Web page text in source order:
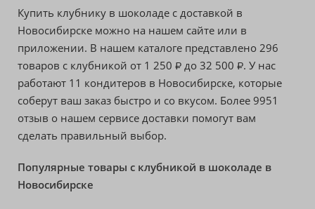
Купить клубнику в шоколаде с доставкой в
Новосибирске можно на нашем сайте или в
приложении. В нашем каталоге представлено 296
товаров с клубникой от 1 250 ₽ до 32 500 ₽. У нас
работают 11 кондитеров в Новосибирске, которые
соберут ваш заказ быстро и со вкусом. Более 9951
отзыв о нашем сервисе доставки помогут вам
сделать правильный выбор.
Популярные товары с клубникой в шоколаде в
Новосибирске